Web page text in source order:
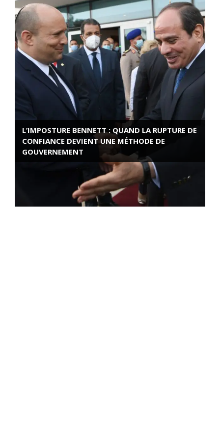
L’IMPOSTURE BENNETT : QUAND LA RUPTURE DE
CONFIANCE DEVIENT UNE MÉTHODE DE
GOUVERNEMENT
ROSE VALLAND, HEROÏNE DE LA RESISTANCE